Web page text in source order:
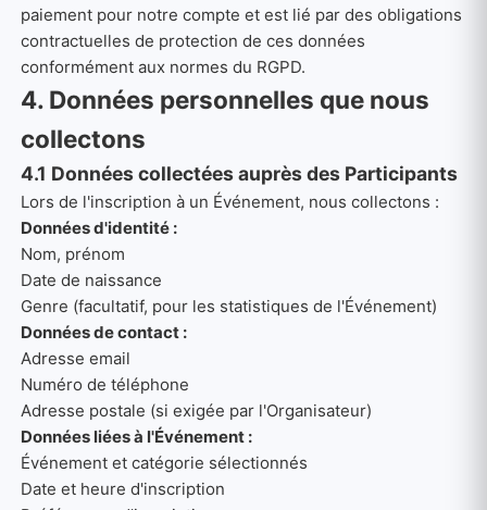
paiement pour notre compte et est lié par des obligations
contractuelles de protection de ces données
conformément aux normes du RGPD.
4. Données personnelles que nous
collectons
4.1 Données collectées auprès des Participants
Lors de l'inscription à un Événement, nous collectons :
Données d'identité :
Nom, prénom
Date de naissance
Genre (facultatif, pour les statistiques de l'Événement)
Données de contact :
Adresse email
Numéro de téléphone
Adresse postale (si exigée par l'Organisateur)
Données liées à l'Événement :
Événement et catégorie sélectionnés
Date et heure d'inscription